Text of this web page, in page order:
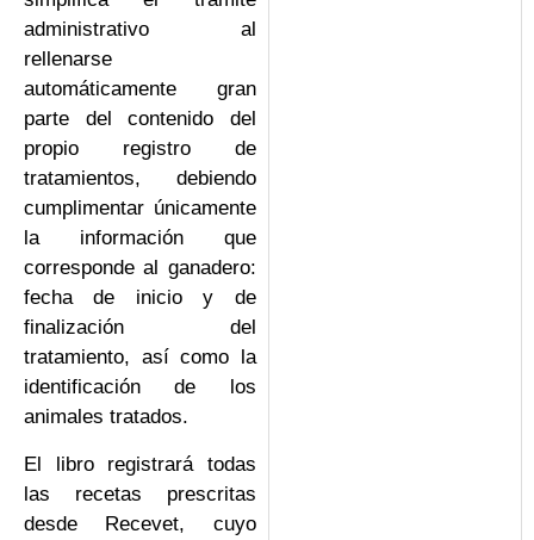
administrativo al
rellenarse
automáticamente gran
parte del contenido del
propio registro de
tratamientos, debiendo
cumplimentar únicamente
la información que
corresponde al ganadero:
fecha de inicio y de
finalización del
tratamiento, así como la
identificación de los
animales tratados.
El libro registrará todas
las recetas prescritas
desde Recevet, cuyo